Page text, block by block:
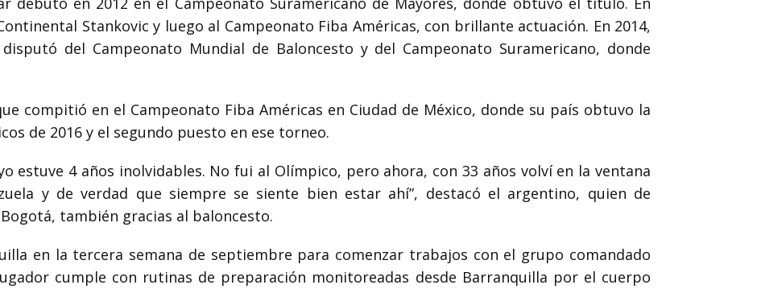
Stankovic y luego al Campeonato Fiba Américas, con brillante actuación. En 2014,
del Campeonato Mundial de Baloncesto y del Campeonato Suramericano, donde
compitió en el Campeonato Fiba Américas en Ciudad de México, donde su país obtuvo la
de 2016 y el segundo puesto en ese torneo.
estuve 4 años inolvidables. No fui al Olímpico, pero ahora, con 33 años volví en la ventana
y de verdad que siempre se siente bien estar ahí”, destacó el argentino, quien de
también gracias al baloncesto.
en la tercera semana de septiembre para comenzar trabajos con el grupo comandado
cumple con rutinas de preparación monitoreadas desde Barranquilla por el cuerpo